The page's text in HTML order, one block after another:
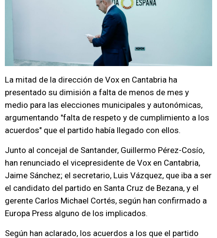
La mitad de la dirección de Vox en Cantabria ha
presentado su dimisión a falta de menos de mes y
medio para las elecciones municipales y autonómicas,
argumentando "falta de respeto y de cumplimiento a los
acuerdos" que el partido había llegado con ellos.
Junto al concejal de Santander, Guillermo Pérez-Cosío,
han renunciado el vicepresidente de Vox en Cantabria,
Jaime Sánchez; el secretario, Luis Vázquez, que iba a ser
el candidato del partido en Santa Cruz de Bezana, y el
gerente Carlos Michael Cortés, según han confirmado a
Europa Press alguno de los implicados.
Según han aclarado, los acuerdos a los que el partido